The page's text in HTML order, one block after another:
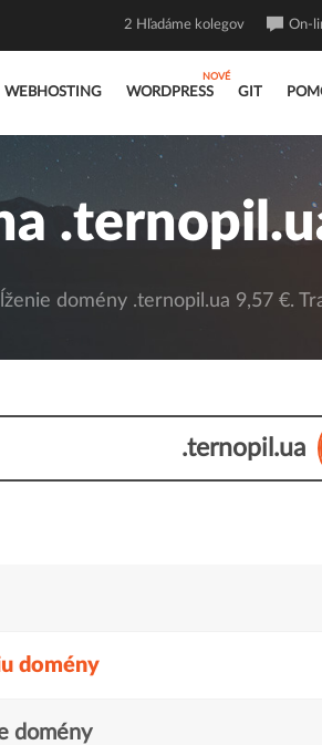
WEBHOSTING WORDPRESS GIT
2 Hľadáme kolegov On-
domény .ternopil.ua 9,57 €.
.ternopil.ua
domény
domény